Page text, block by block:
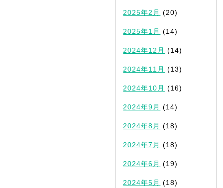
2025年2月 (20)
2025年1月 (14)
2024年12月 (14)
2024年11月 (13)
2024年10月 (16)
2024年9月 (14)
2024年8月 (18)
2024年7月 (18)
2024年6月 (19)
2024年5月 (18)